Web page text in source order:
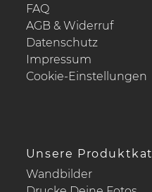
FAQ
AGB & Widerruf
Datenschutz
Impressum
Cookie-Einstellungen
Unsere
Wandbilder